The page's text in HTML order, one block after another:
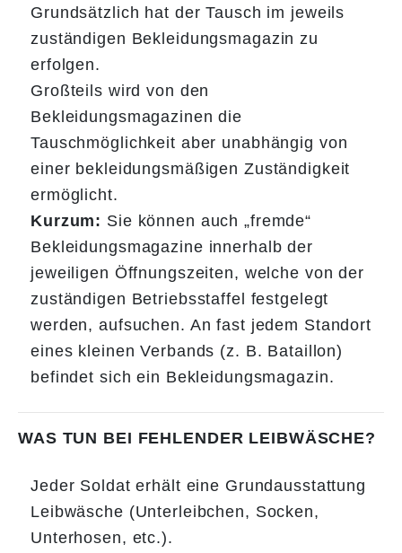
Grundsätzlich hat der Tausch im jeweils
zuständigen Bekleidungsmagazin zu
erfolgen.
Großteils wird von den
Bekleidungsmagazinen die
Tauschmöglichkeit aber unabhängig von
einer bekleidungsmäßigen Zuständigkeit
ermöglicht.
Kurzum: Sie können auch „fremde“
Bekleidungsmagazine innerhalb der
jeweiligen Öffnungszeiten, welche von der
zuständigen Betriebsstaffel festgelegt
werden, aufsuchen. An fast jedem Standort
eines kleinen Verbands (z. B. Bataillon)
befindet sich ein Bekleidungsmagazin.
WAS TUN BEI FEHLENDER LEIBWÄSCHE?
Jeder Soldat erhält eine Grundausstattung
Leibwäsche (Unterleibchen, Socken,
Unterhosen, etc.).